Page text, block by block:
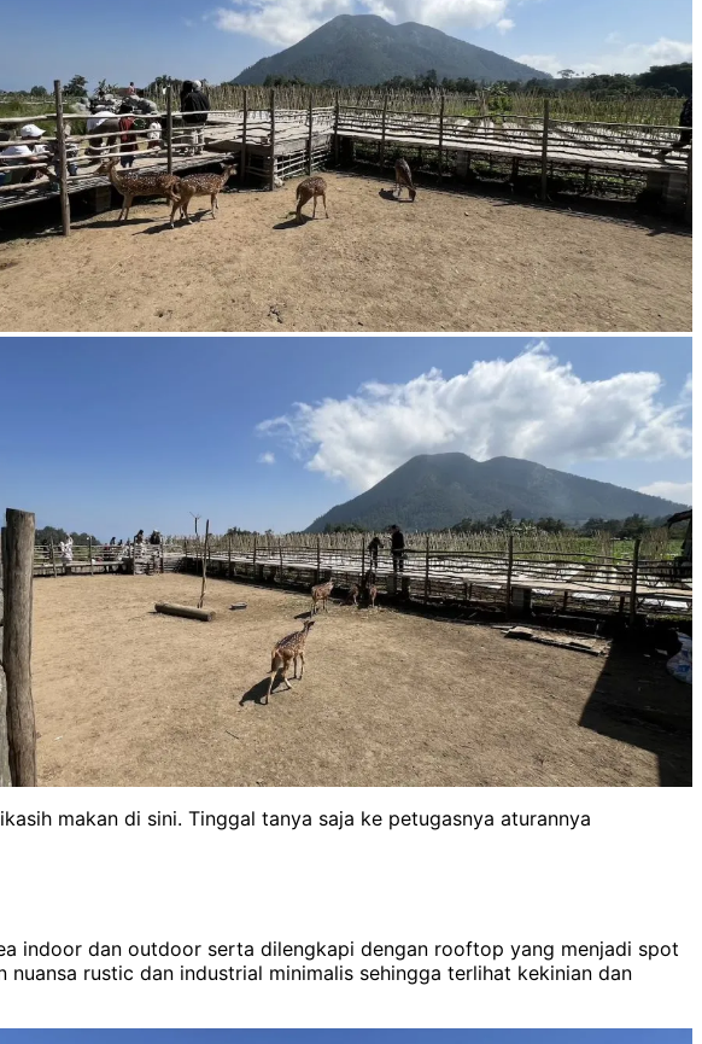
makan di sini. Tinggal tanya saja ke petugasnya aturannya
indoor dan outdoor serta dilengkapi dengan rooftop yang menjadi spot
rustic dan industrial minimalis sehingga terlihat kekinian dan